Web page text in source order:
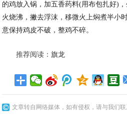
的鸡放入锅，加五香药料(用布包扎好)
火烧沸，撇去浮沫，移微火上焖煮半小
意保持鸡皮不破，整鸡不碎。
推荐阅读：旗龙
文章转自网络媒体，如有侵权，请与我们